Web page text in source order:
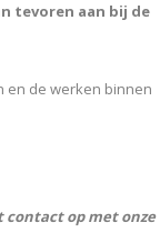
tevoren aan bij de
en de werken binnen
contact op met onze